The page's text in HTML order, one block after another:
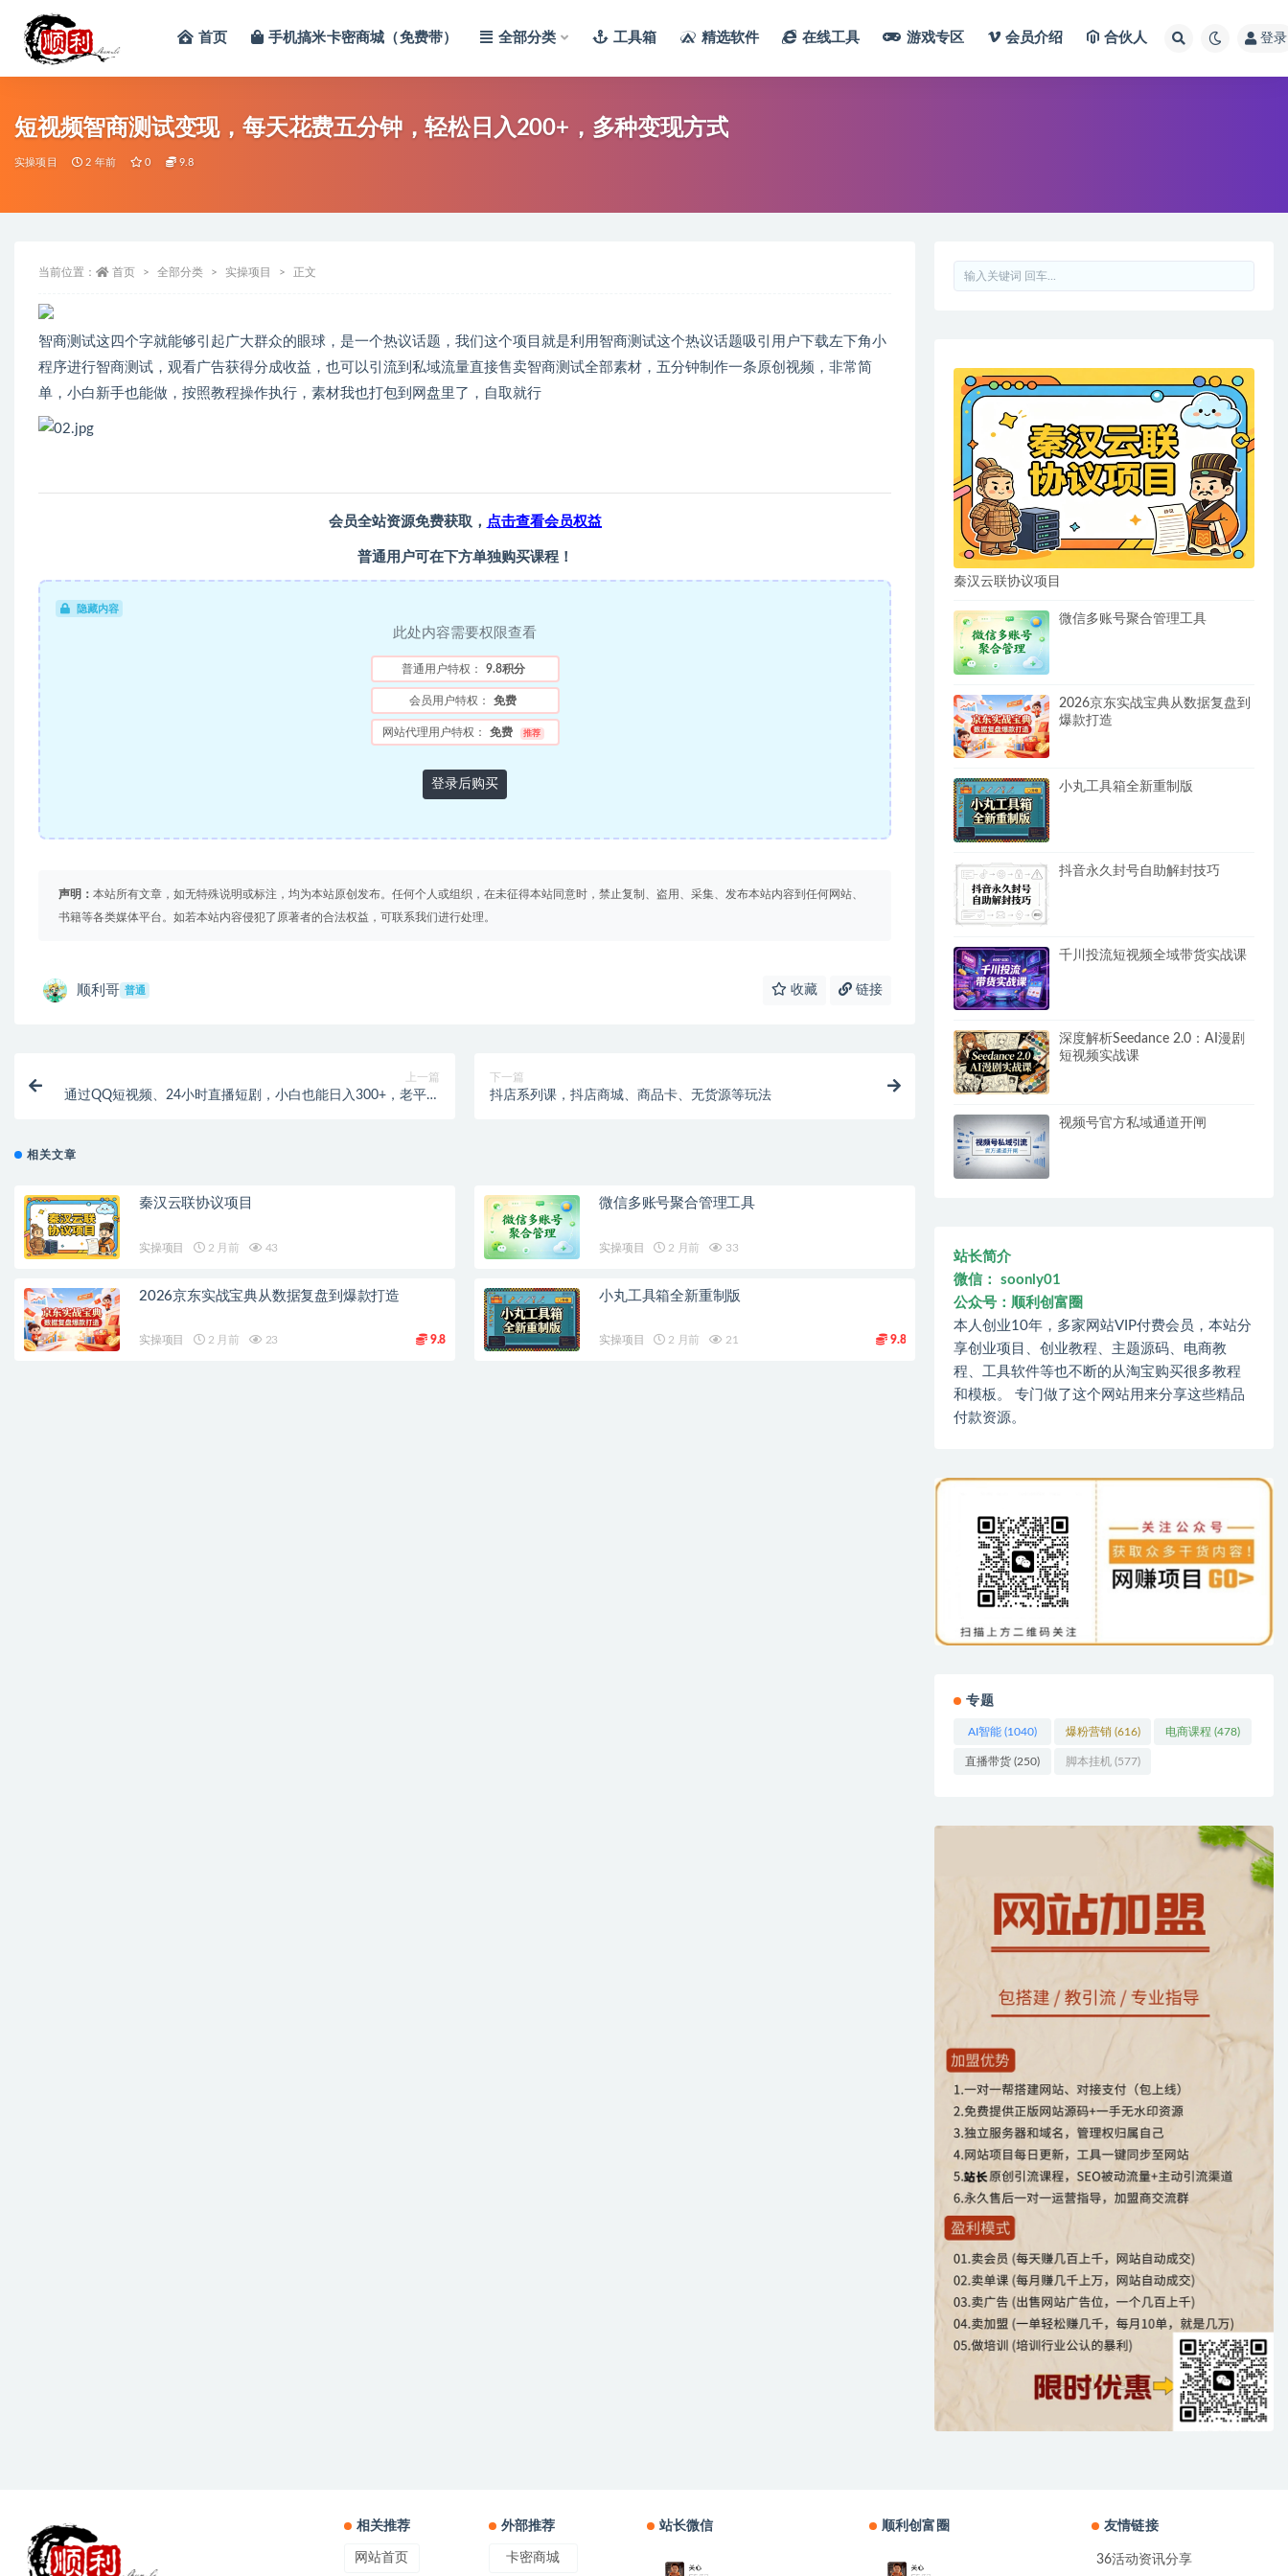
首页 手机搞米卡密商城（免费带） 全部分类 工具箱 精选软件 在线工具 游戏专区 会员介绍 合伙人 登录
短视频智商测试变现，每天花费五分钟，轻松日入200+，多种变现方式
实操项目 2 年前 0 9.8
当前位置： 首页 全部分类 实操项目 正文
智商测试这四个字就能够引起广大群众的眼球，是一个热议话题，我们这个项目就是利用智商测试这个热议话题吸引用户下载左下角小
程序进行智商测试，观看广告获得分成收益，也可以引流到私域流量直接售卖智商测试全部素材，五分钟制作一条原创视频，非常简
单，小白新手也能做，按照教程操作执行，素材我也打包到网盘里了，自取就行
会员全站资源免费获取， 点击查看会员权益
普通用户可在下方单独购买课程！
隐藏内容
此处内容需要权限查看
普通用户特权： 9.8积分
会员用户特权： 免费
网站代理用户特权： 免费 推荐
登录后购买
声明： 本站所有文章，如无特殊说明或标注，均为本站原创发布。任何个人或组织，在未征得本站同意时，禁止复制、盗用、采集、发布本站内容到任何网站、
书籍等各类媒体平台。如若本站内容侵犯了原著者的合法权益，可联系我们进行处理。
顺利哥 普通 收藏 链接
上一篇
通过QQ短视频、24小时直播短剧，小白也能日入300+，老平台
下一篇
抖店系列课，抖店商城、商品卡、无货源等玩法
相关文章
秦汉云联协议项目
实操项目 2 月前 43
微信多账号聚合管理工具
实操项目 2 月前 33
2026京东实战宝典从数据复盘到爆款打造
实操项目 2 月前 23 9.8
小丸工具箱全新重制版
实操项目 2 月前 21 9.8
秦汉云联协议项目
微信多账号聚合管理工具
2026京东实战宝典从数据复盘到
爆款打造
小丸工具箱全新重制版
抖音永久封号自助解封技巧
千川投流短视频全域带货实战课
深度解析Seedance 2.0：AI漫剧
短视频实战课
视频号官方私域通道开闸
站长简介
微信： soonly01
公众号：顺利创富圈
本人创业10年，多家网站VIP付费会员，本站分
享创业项目、创业教程、主题源码、电商教
程、工具软件等也不断的从淘宝购买很多教程
和模板。 专门做了这个网站用来分享这些精品
付款资源。
专题
AI智能 (1040) 爆粉营销(616) 电商课程 (478)
直播带货 (250) 脚本挂机(577)
相关推荐
网站首页
外部推荐
卡密商城
站长微信 顺利创富圈 友情链接
36活动资讯分享